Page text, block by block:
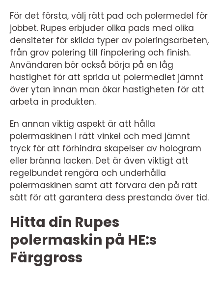
För det första, välj rätt pad och polermedel för
jobbet. Rupes erbjuder olika pads med olika
densiteter för skilda typer av poleringsarbeten,
från grov polering till finpolering och finish.
Användaren bör också börja på en låg
hastighet för att sprida ut polermedlet jämnt
över ytan innan man ökar hastigheten för att
arbeta in produkten.
En annan viktig aspekt är att hålla
polermaskinen i rätt vinkel och med jämnt
tryck för att förhindra skapelser av hologram
eller bränna lacken. Det är även viktigt att
regelbundet rengöra och underhålla
polermaskinen samt att förvara den på rätt
sätt för att garantera dess prestanda över tid.
Hitta din Rupes
polermaskin på HE:s
Färggross